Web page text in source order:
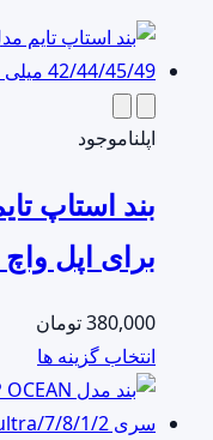
اپلناموجود
بند استاپ
برای اپل واچ 42/44/45/49 میلی متری
380,000تومان
انتخاب گزینه ها